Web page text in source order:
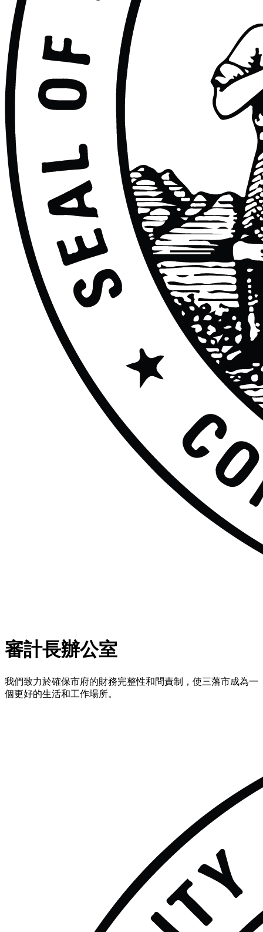
審計長辦公室
我們致力於確保市府的財務完整性和問責制，使三藩市成為一
個更好的生活和工作場所。